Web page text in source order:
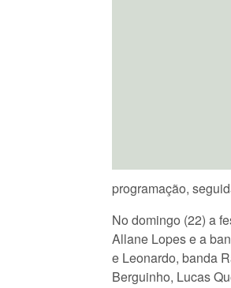
programação,
No domingo (22) a
Allane Lopes e a
e Leonardo, banda
Berguinho, Lucas